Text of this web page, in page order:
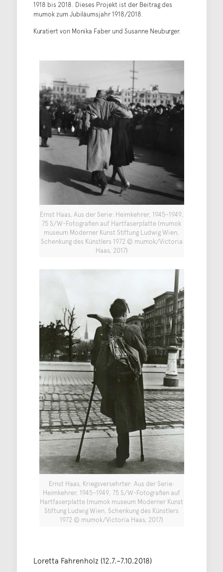
1918 bis 2018. Dieses Projekt ist der Beitrag des
mumok zum Jubiläumsjahr 1918/2018.
Kuratiert von Monika Faber und Susanne Neuburger.
Ernst Haas, Aus der Serie: Heimkehrer, 1945–1949,
75 S/W-Fotografien auf Hartfaserplatte (mumok
museum Moderner Kunst Stiftung Ludwig Wien,
Schenkung des Künstlers 1972 © mumok/Victoria
Haas, 2017)
Ernst Haas, Kriegsversehrter: Aus der Serie:
Heimkehrer, 1945–1949, 75 S/W-Fotografien auf
Hartfaserplatte (mumok museum Moderner Kunst
Stiftung Ludwig Wien, Schenkung des Künstlers
1972 © mumok/Victoria Haas, 2017)
Loretta Fahrenholz (12.7.–7.10.2018)